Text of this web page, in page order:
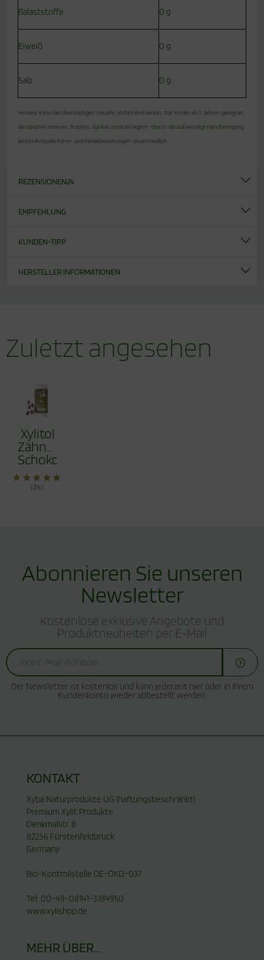
Balaststoffe 0 g
Eiweiß 0 g
Salz 0 g
Hinweis: Kann bei übermäßigen Verzehr abführend wirken. Für Kinder ab 3 Jahren geeignet,
die lutschen können. Trocken, dunkel und kühl lagern. *Durch die aufwendige Handfertigung
sind individuelle Form- und Farbabweichungen unvermeidlich
REZENSIONEN24
EMPFEHLUNG
KUNDEN-TIPP
HERSTELLER INFORMATIONEN
Zuletzt angesehen
Xylitol
Zähnchen®
Schokogeschmack
30g -
Zahnpflege
(24)
Abonnieren Sie unseren
Newsletter
Kostenlose exklusive Angebote und
Produktneuheiten per E-Mail
Der Newsletter ist kostenlos und kann jederzeit hier oder in Ihrem
Kundenkonto wieder abbestellt werden.
KONTAKT
Xyba Naturprodukte UG (haftungsbeschränkt)
Premium Xylit Produkte
Denkmalstr. 8
82256 Fürstenfeldbruck
Germany
Bio-Kontrollstelle DE-ÖKO-037
Tel: 00-49-08141-3184950
www.xylishop.de
MEHR ÜBER...